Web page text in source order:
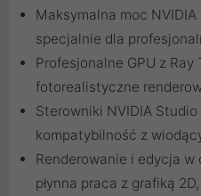
Maksymalna moc
specjalnie dla
Profesjonalne GPU z Ray
fotorealistyczne
Sterowniki NVIDIA
kompatybilność z
Renderowanie i edycja
płynna praca z grafiką